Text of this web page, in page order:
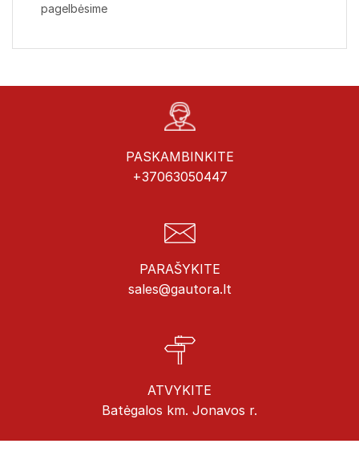
pagelbėsime
PASKAMBINKITE
+37063050447
PARAŠYKITE
sales@gautora.lt
ATVYKITE
Batėgalos km. Jonavos r.